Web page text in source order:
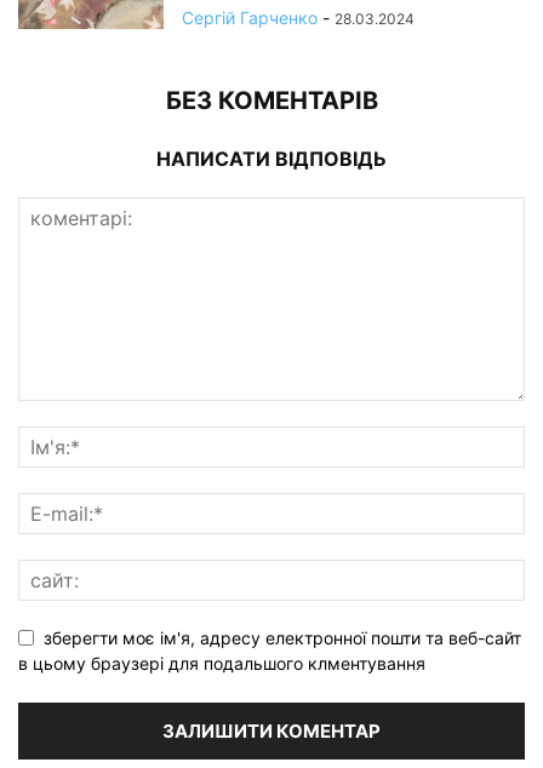
Сергій Гарченко - 28.03.2024
БЕЗ КОМЕНТАРІВ
НАПИСАТИ ВІДПОВІДЬ
зберегти моє ім'я, адресу електронної пошти та веб-сайт
в цьому браузері для подальшого клментування